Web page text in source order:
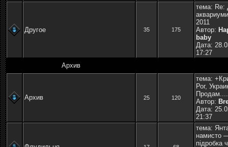
Другое 35 175
тема: Re:
2011
Автор:
baby
Дата:
17:27
Архив
Архив 25 120
тема:
Рог,
Автор:
Дата:
21:37
тема:
намисто
підробка